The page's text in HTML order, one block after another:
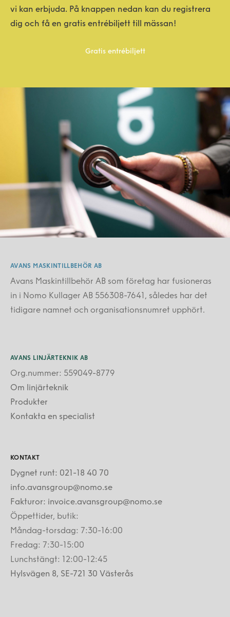
vi kan erbjuda. På knappen nedan kan du registrera
dig och få en gratis entrébiljett till mässan!
Gratis entrébiljett
AVANS MASKINTILLBEHÖR AB
Avans Maskintillbehör AB som företag har fusioneras
in i Nomo Kullager AB 556308-7641, således har det
tidigare namnet och organisationsnumret upphört.
AVANS LINJÄRTEKNIK AB
Org.nummer: 559049-8779
Om linjärteknik
Produkter
Kontakta en specialist
KONTAKT
Dygnet runt: 021-18 40 70
info.avansgroup@nomo.se
Fakturor: invoice.avansgroup@nomo.se
Öppettider, butik:
Måndag-torsdag: 7:30-16:00
Fredag: 7:30-15:00
Lunchstängt: 12:00-12:45
Hylsvägen 8, SE-721 30 Västerås